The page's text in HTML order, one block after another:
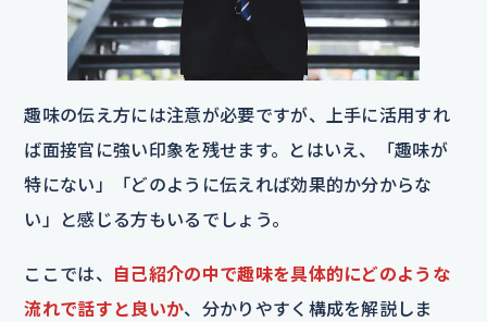
趣味の伝え方には注意が必要ですが、上手に活用すれ
ば面接官に強い印象を残せます。とはいえ、「趣味が
特にない」「どのように伝えれば効果的か分からな
い」と感じる方もいるでしょう。
ここでは、
自己紹介の中で趣味を具体的にどのような
流れで話すと良いか、分かりやすく構成を解説しま